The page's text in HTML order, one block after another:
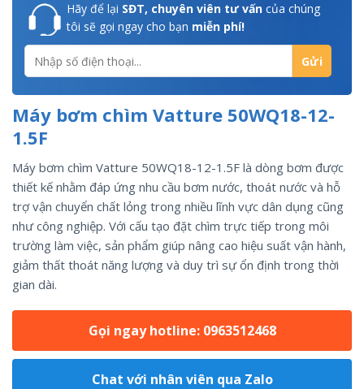
Hãy để lại SĐT, chuyên viên tư vấn của chúng
tôi sẽ gọi ngay cho bạn miễn phí!
Máy bơm chìm Vatture 50WQ18-12-
1.5F
Máy bơm chìm Vatture 50WQ18-12-1.5F là dòng bơm được
thiết kế nhằm đáp ứng nhu cầu bơm nước, thoát nước và hỗ
trợ vận chuyển chất lỏng trong nhiều lĩnh vực dân dụng cũng
như công nghiệp. Với cấu tạo đặt chìm trực tiếp trong môi
trường làm việc, sản phẩm giúp nâng cao hiệu suất vận hành,
giảm thất thoát năng lượng và duy trì sự ổn định trong thời
gian dài.
Gọi ngay hotline: 0963512468
Chat với nhân viên qua Zalo